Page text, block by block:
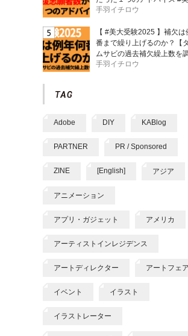
手羽イチロウ
【 #美大受験2025 】補欠は
番まで繰り上げるのか？【
ムサビの過去補欠繰上数を
た】
手羽イチロウ
Adobe DIY KABlog
PARTNER PR / Sponsored
ZINE [English] アジア
アニメーション
アプリ・ガジェット アメリカ
アーティストインレジデンス
アートディレクター アートフェア
イベント イラスト
イラストレーター